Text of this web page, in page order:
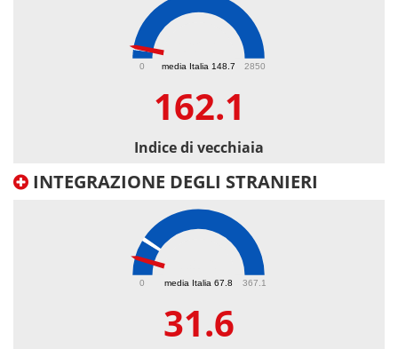
media Italia 148.7
0 2850
162.1
Indice di vecchiaia
INTEGRAZIONE DEGLI STRANIERI
media Italia 67.8
0 367.1
31.6